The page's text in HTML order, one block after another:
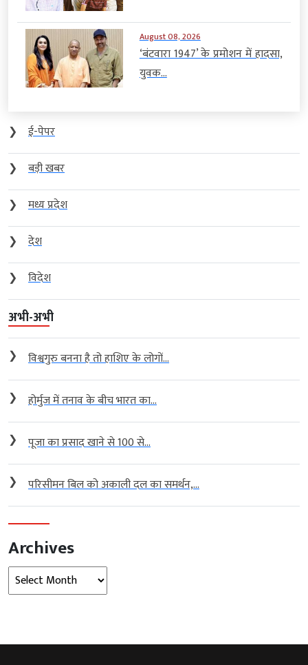
August 08, 2026
‘बंटवारा 1947’ के प्रमोशन में हादसा,
युवक...
❯
ई-पेपर
❯
बड़ी खबर
❯
मध्य प्रदेश
❯
देश
❯
विदेश
अभी-अभी
❯ विश्वगुरु बनना है तो हाशिए के लोगों...
❯ होर्मुज में तनाव के बीच भारत का...
❯ पूजा का प्रसाद खाने से 100 से...
❯ परिसीमन बिल को अकाली दल का समर्थन,...
Archives
Archives